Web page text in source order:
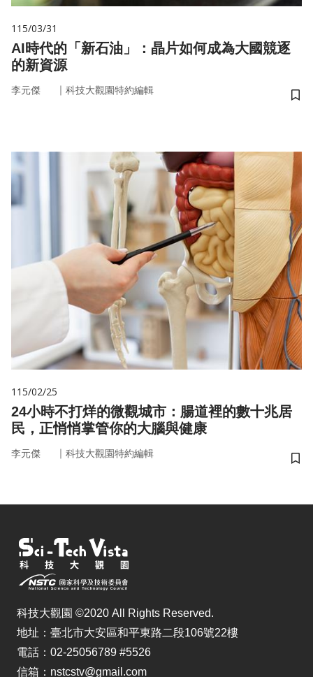
115/03/31
AI時代的「新石油」：晶片如何成為大國競逐
的新資源
李元傑 ｜ 科技大觀園特約編輯
儲
115/02/25
24小時不打烊的微觀城市：腸道裡的數十兆居
民，正悄悄掌管你的大腦與健康
李元傑 ｜ 科技大觀園特約編輯
儲
科技大觀園 ©2020 All Rights Reserved.
地址：臺北市大安區和平東路二段106號22樓
電話：02-25056789 #5526
信箱：nstcstv@gmail.com